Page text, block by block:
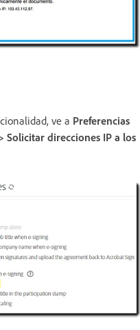
ve a Preferencias
direcciones IP a los